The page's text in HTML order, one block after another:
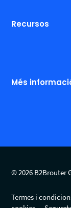
Recursos
Més
© 2026 B2Brouter
Termes i